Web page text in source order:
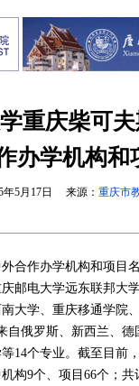
重庆柴可
办学机构和
5月17日 来源： 重庆市
作办学机构和项目
邮电大学远东联邦大
大学、重庆移通学院
自俄罗斯、新西兰、德
14个专业。截至目前
构9个、项目66个；